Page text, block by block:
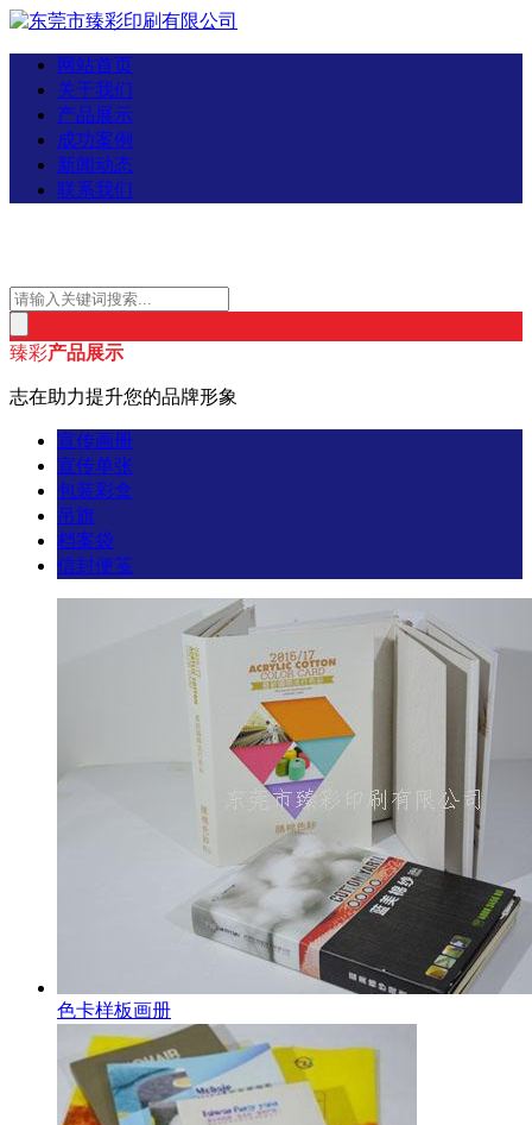
网站首页
关于我们
产品展示
成功案例
新闻动态
联系我们
臻彩产品展示
志在助力提升您的品牌形象
宣传画册
宣传单张
包装彩盒
吊旗
档案袋
信封便笺
色卡样板画册